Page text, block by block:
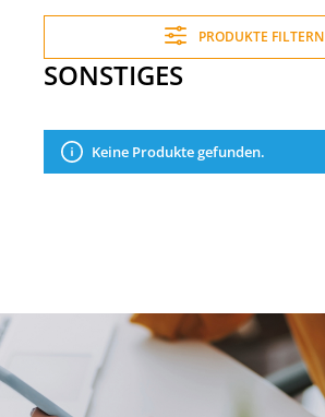
PRODUKTE FILTERN
SONSTIGES
Keine Produkte gefunden.